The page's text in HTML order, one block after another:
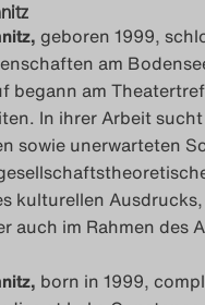
geboren 1999,
am
begann am
In ihrer Arbeit
sowie unerwarteten
kulturellen
auch im Rahmen des
born in 1999,